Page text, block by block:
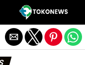
Exit mobile version